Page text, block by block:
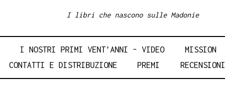
I libri che nascono sulle Madonie
I NOSTRI PRIMI VENT’ANNI – VIDEO MISSION
CONTATTI E DISTRIBUZIONE
PREMI RECENSIONI